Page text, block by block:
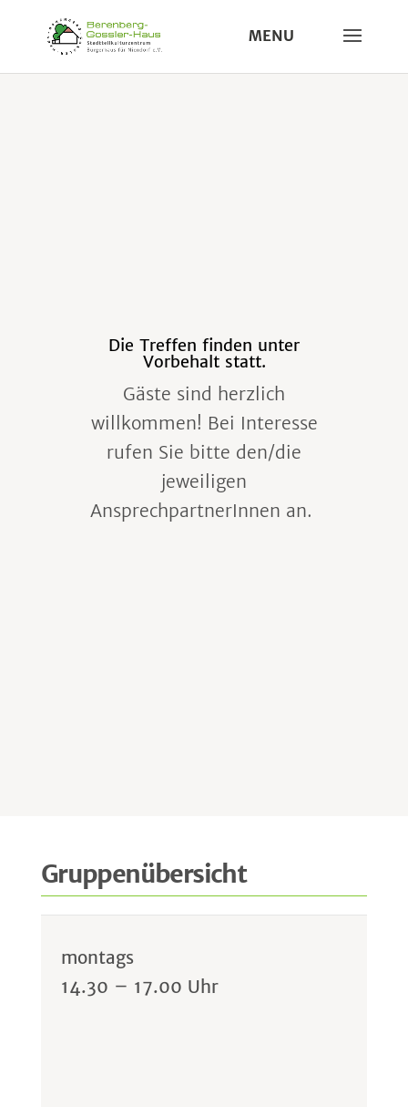
Die Treffen finden unter
Vorbehalt statt.
Gäste sind herzlich
willkommen! Bei Interesse
rufen Sie bitte den/die
jeweiligen
AnsprechpartnerInnen an.
Gruppenübersicht
montags
14.30 – 17.00 Uhr